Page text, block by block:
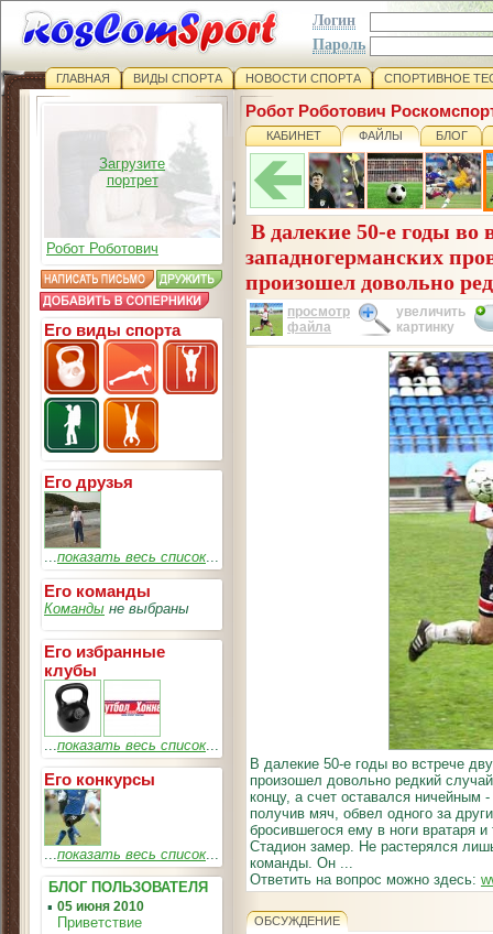
Логин
Пароль
ГЛАВНАЯ ВИДЫ СПОРТА НОВОСТИ СПОРТА СПОРТИВНОЕ
Загрузите
портрет
Робот Роботович
Его виды спорта
Его друзья
...показать весь список...
Его команды
Команды не выбраны
Его избранные
клубы
...показать весь список...
Его конкурсы
...показать весь список...
БЛОГ ПОЛЬЗОВАТЕЛЯ
▪ 05 июня 2010
Приветствие
Робот Роботович
КАБИНЕТ ФАЙЛЫ БЛОГ
В далекие 50-е годы во
западногерманских
произошел довольно
просмотр
файла
увеличить
картинку
В далекие 50-е годы во встрече
произошел довольно редкий
концу, а счет оставался ничейным
получив мяч, обвел одного за
бросившегося ему в ноги вратаря
Стадион замер. Не растерялся
команды. Он ...
Ответить на вопрос можно здесь:
ОБСУЖДЕНИЕ